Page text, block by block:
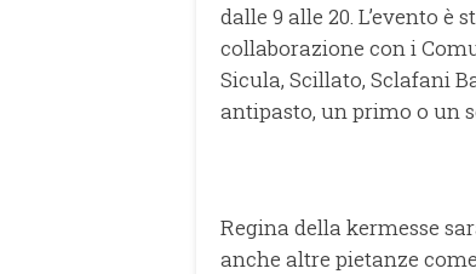
dalle 9 alle 20. L’evento
collaborazione con i
Sicula, Scillato, Sclafani
antipasto, un primo o un
Regina della kermesse
anche altre pietanze